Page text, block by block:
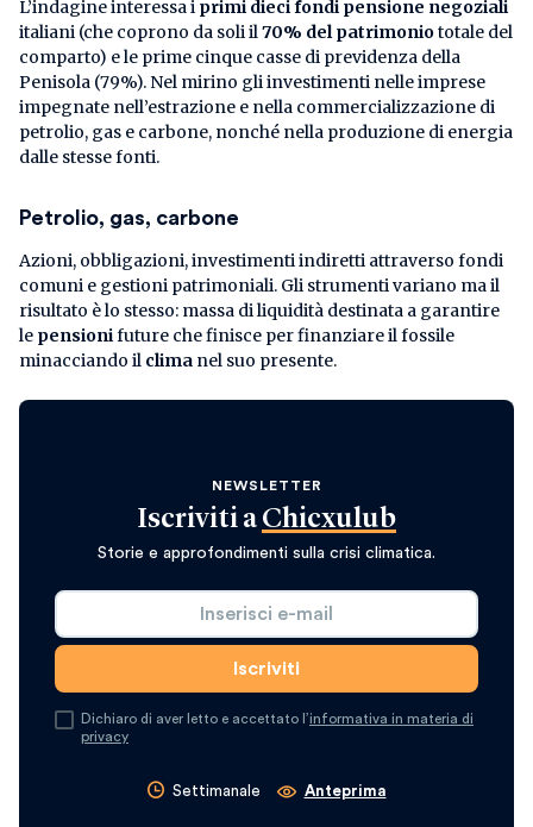
L’indagine interessa i primi dieci fondi pensione negoziali
italiani (che coprono da soli il70% del patrimoniototale del
comparto) e le prime cinque casse di previdenza della
Penisola (79%). Nel mirino gli investimenti nelle imprese
impegnate nell’estrazione e nella commercializzazione di
petrolio, gas e carbone, nonché nella produzione di energia
dalle stesse fonti.
Petrolio, gas, carbone
Azioni, obbligazioni, investimenti indiretti attraverso fondi
comuni e gestioni patrimoniali. Gli strumenti variano ma il
risultato è lo stesso: massa di liquidità destinata a garantire
le pensionifuture che finisce per finanziare il fossile
minacciando il clima nel suo presente.
NEWSLETTER
Iscriviti a Chicxulub
Storie e approfondimenti sulla crisi climatica.
Dichiaro di aver letto e accettato l’informativa in materia di
privacy
Settimanale Anteprima